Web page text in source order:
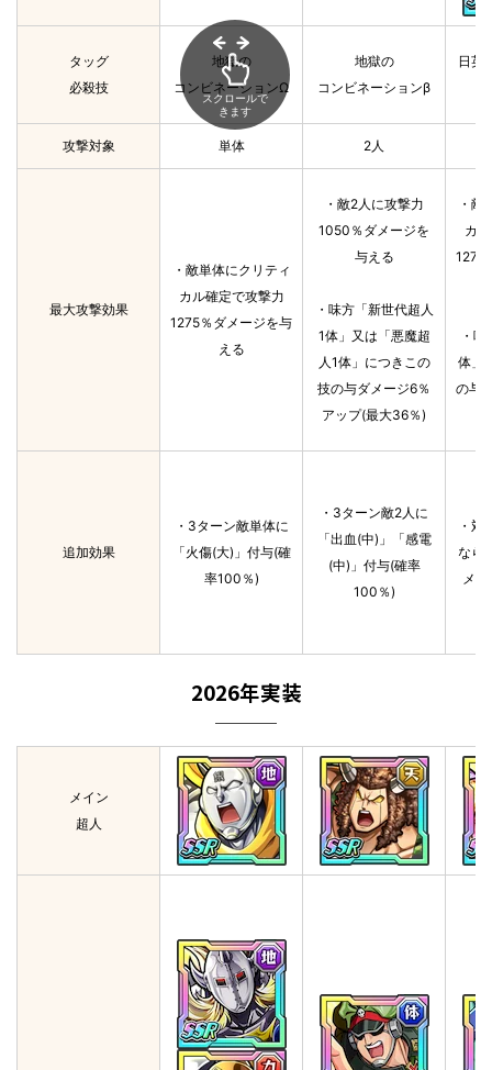
タッグ
必殺技
地獄の
コンビネーションΩ
地獄の
コンビネーションβ
日英
攻撃対象 単体 2人
最大攻撃効果
・敵単体にクリティ
カル確定で攻撃力
1275％ダメージを与
える
・敵2人に攻撃力
1050％ダメージを
与える
・味方「新世代超人
1体」又は「悪魔超
人1体」につきこの
技の与ダメージ6％
アップ(最大36％)
・敵
カ
1275
・
体」
の与
追加効果
・3ターン敵単体に
「火傷(大)」付与(確
率100％)
・3ターン敵2人に
「出血(中)」「感電
(中)」付与(確率
100％)
・対
なら
メ
スクロールで
きます
2026年実装
メイン
超人